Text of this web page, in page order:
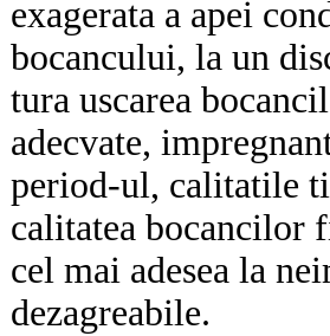
exagerata a apei
bocancului, la un
tura uscarea
adecvate,
period-ul, calitatile
calitatea bocancilor
cel mai adesea la
dezagreabile.